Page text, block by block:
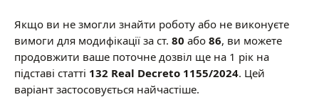
Якщо ви не змогли знайти роботу або не виконуєте
вимоги для модифікації за ст. 80 або 86, ви можете
продовжити ваше поточне дозвіл ще на 1 рік на
підставі статті 132 Real Decreto 1155/2024. Цей
варіант застосовується найчастіше.